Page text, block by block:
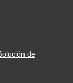
de